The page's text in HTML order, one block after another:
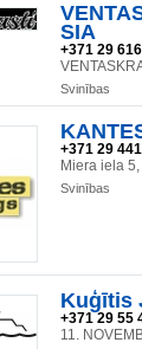
SIA
+371 29
Svinības
+371 29
Miera iela
Svinības
Kuģītis
+371 29 55
11.